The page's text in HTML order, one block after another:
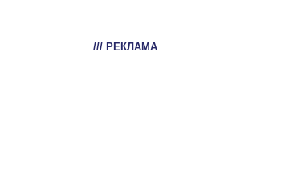
/// РЕКЛАМА